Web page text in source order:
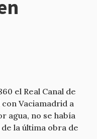
el Real Canal de
Vaciamadrid a
agua, no se había
la última obra de